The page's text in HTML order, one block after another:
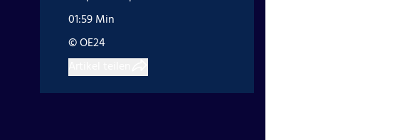
01:59 Min
© OE24